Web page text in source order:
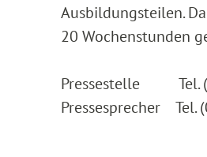
Ausbildungsteilen.
20 Wochenstunden
Pressestelle Tel.
Pressesprecher Tel.